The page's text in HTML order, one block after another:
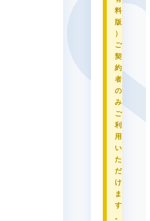
料
版
）
ご
契
約
者
の
み
ご
利
用
い
た
だ
け
ま
す
。